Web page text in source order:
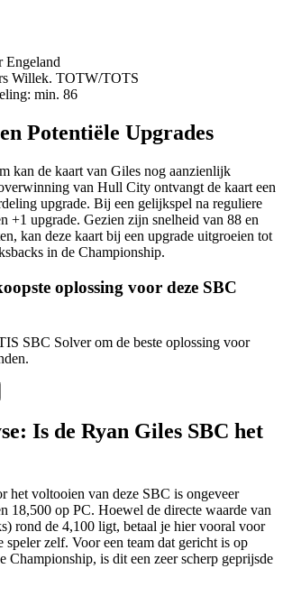
Engeland
Willek. TOTW/TOTS
min. 86
Potentiële Upgrades
kan de kaart van Giles nog aanzienlijk
van Hull City ontvangt de kaart een
upgrade. Bij een gelijkspel na reguliere
+1 upgrade. Gezien zijn snelheid van 88 en
kan deze kaart bij een upgrade uitgroeien tot
in de Championship.
oplossing voor deze SBC
SBC Solver om de beste oplossing voor
Is de Ryan Giles SBC het
het voltooien van deze SBC is ongeveer
18,500 op PC. Hoewel de directe waarde van
rond de 4,100 ligt, betaal je hier vooral voor
speler zelf. Voor een team dat gericht is op
Championship, is dit een zeer scherp geprijsde